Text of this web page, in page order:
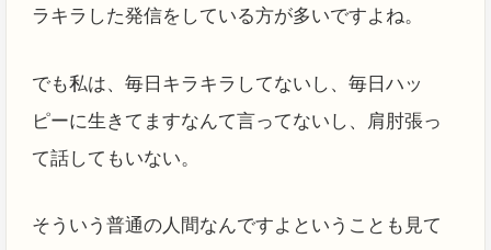
ラキラした発信をしている方が多いですよね。
でも私は、毎日キラキラしてないし、毎日ハッ
ピーに生きてますなんて言ってないし、肩肘張っ
て話してもいない。
そういう普通の人間なんですよということも見て